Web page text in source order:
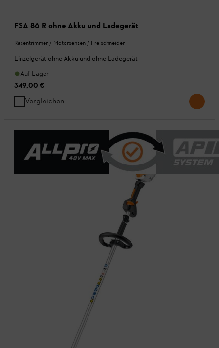
FSA 86 R ohne Akku und Ladegerät
Rasentrimmer / Motorsensen / Freischneider
Einzelgerät ohne Akku und ohne Ladegerät
Auf Lager
349,00 €
Vergleichen